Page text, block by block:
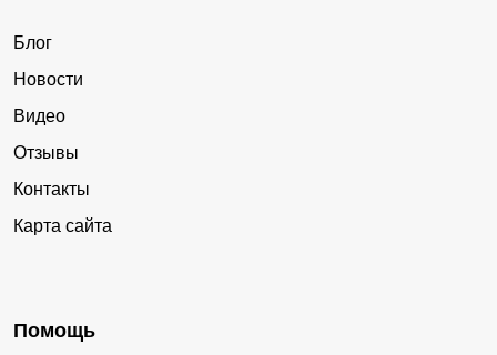
Блог
Новости
Видео
Отзывы
Контакты
Карта сайта
Помощь